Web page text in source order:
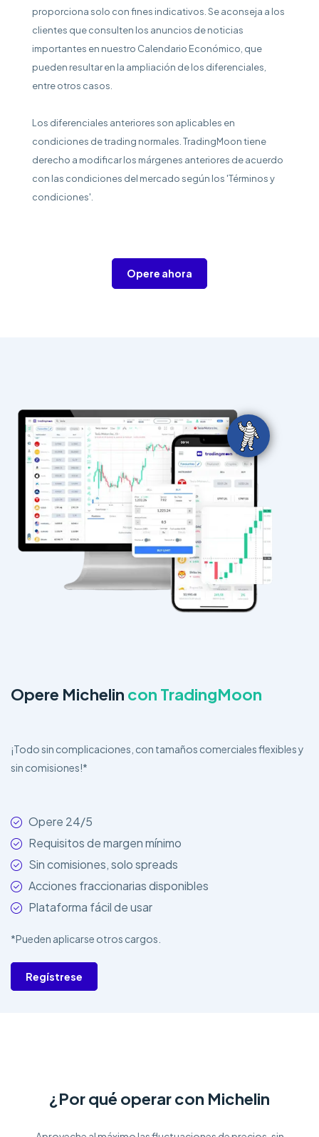
proporciona solo con fines indicativos. Se aconseja a los
clientes que consulten los anuncios de noticias
importantes en nuestro Calendario Económico, que
pueden resultar en la ampliación de los diferenciales,
entre otros casos.
Los diferenciales anteriores son aplicables en
condiciones de trading normales. TradingMoon tiene
derecho a modificar los márgenes anteriores de acuerdo
con las condiciones del mercado según los 'Términos y
condiciones'.
Opere ahora
Opere Michelin con TradingMoon
¡Todo sin complicaciones, con tamaños comerciales flexibles y
sin comisiones!*
Opere 24/5
Requisitos de margen mínimo
Sin comisiones, solo spreads
Acciones fraccionarias disponibles
Plataforma fácil de usar
*Pueden aplicarse otros cargos.
Regístrese
¿Por qué operar con Michelin